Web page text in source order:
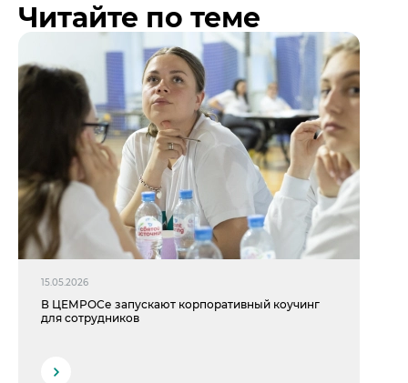
Читайте по теме
15.05.2026
В ЦЕМРОСе запускают корпоративный коучинг
для сотрудников